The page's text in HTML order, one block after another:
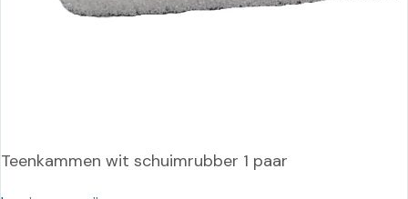
Teenkammen wit schuimrubber 1 paar